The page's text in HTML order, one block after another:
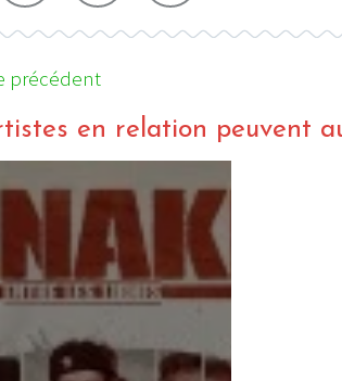
précédent
en relation peuvent